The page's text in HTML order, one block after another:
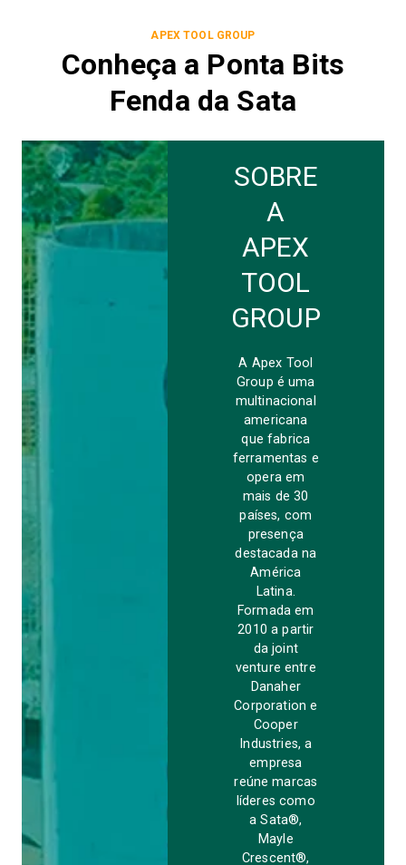
APEX TOOL GROUP
Conheça a Ponta Bits
Fenda da Sata
SOBRE
A
APEX
TOOL
GROUP
A Apex Tool
Group é uma
multinacional
americana
que fabrica
ferramentas e
opera em
mais de 30
países, com
presença
destacada na
América
Latina.
Formada em
2010 a partir
da joint
venture entre
Danaher
Corporation e
Cooper
Industries, a
empresa
reúne marcas
líderes como
a Sata®,
Mayle
Crescent®,